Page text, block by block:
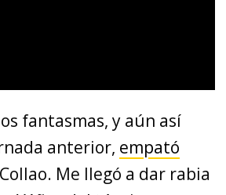
fantasmas, y aún así
anterior, empató
Me llegó a dar rabia